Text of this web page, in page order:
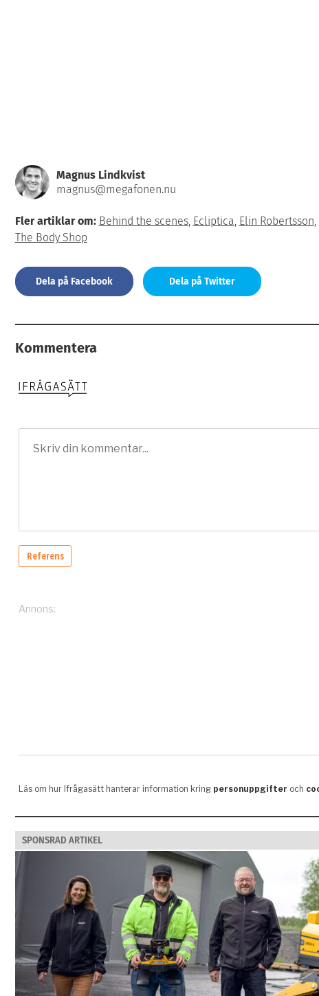
Magnus Lindkvist
magnus@megafonen.nu
Fler artiklar om: Behind the scenes, Ecliptica, Elin Robertsson,
The Body Shop
Dela på Facebook Dela på Twitter
Kommentera
SPONSRAD ARTIKEL